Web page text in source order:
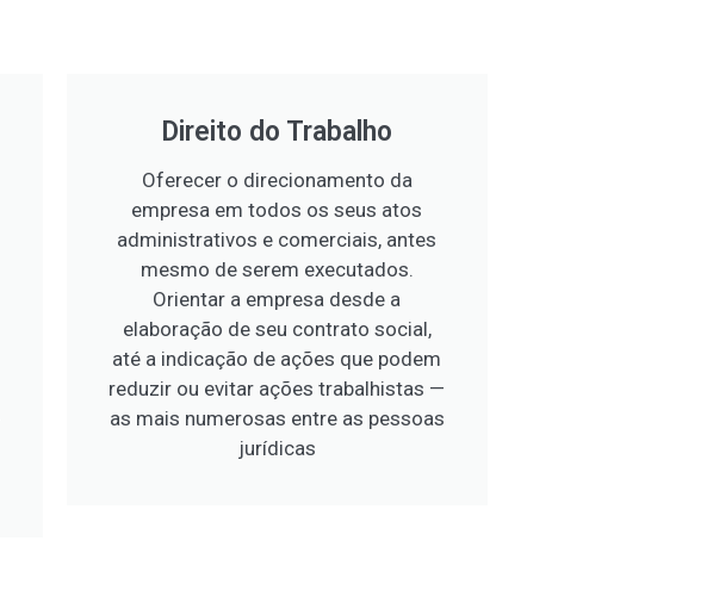
Direito do Trabalho
Oferecer o direcionamento da
empresa em todos os seus atos
administrativos e comerciais, antes
mesmo de serem executados.
Orientar a empresa desde a
elaboração de seu contrato social,
até a indicação de ações que podem
reduzir ou evitar ações trabalhistas —
as mais numerosas entre as pessoas
jurídicas